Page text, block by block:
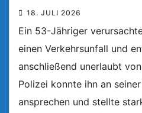
18. JULI 2026
Ein 53-Jähriger
einen Verkehrsunfall und
anschließend unerlaubt
Polizei konnte ihn an
ansprechen und stellte